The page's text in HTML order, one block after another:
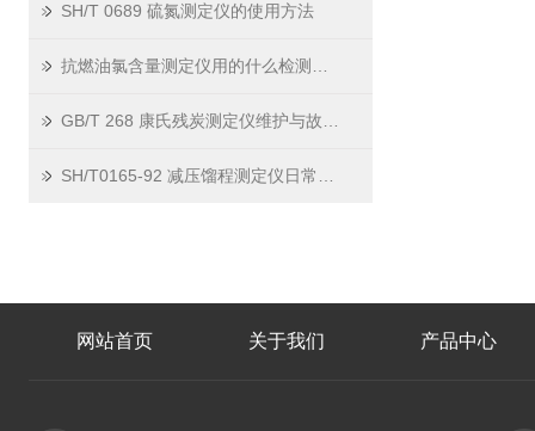
SH/T 0689 硫氮测定仪的使用方法
网站首页 关于我们 产品中心